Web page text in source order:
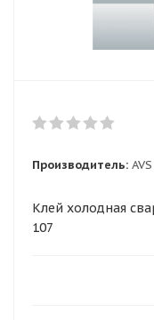
Производитель: AVS
Клей холодная
107